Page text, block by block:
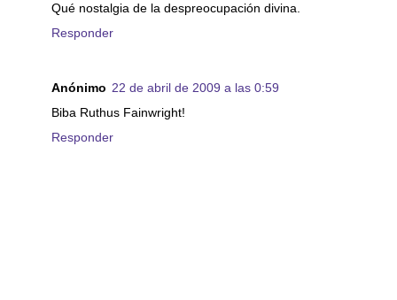
Qué nostalgia de la despreocupación divina.
Responder
Anónimo 22 de abril de 2009 a las 0:59
Biba Ruthus Fainwright!
Responder